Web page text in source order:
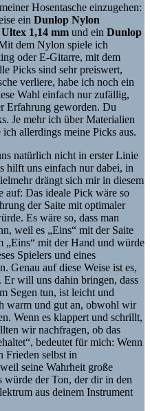
Hosentasche einzugehen:
ein Dunlop Nylon
1,14 mm und ein Dunlop
dem Nylon spiele ich
oder E-Gitarre, mit dem
Picks sind sehr preiswert,
verliere, habe ich noch ein
Wahl einfach nur zufällig,
Erfahrung geworden. Du
Je mehr ich über Materialien
allerdings meine Picks aus.
natürlich nicht in erster Linie
hilft uns einfach nur dabei, in
drängt sich mir in diesem
auf: Das ideale Pick wäre so
der Saite mit optimaler
Es wäre so, dass man
weil es „Eins“ mit der Saite
„Eins“ mit der Hand und würde
Spielers und eines
Genau auf diese Weise ist es,
will uns dahin bringen, dass
Segen tun, ist leicht und
warm und gut an, obwohl wir
Wenn es klappert und schrillt,
wir nachfragen, ob das
bedeutet für mich: Wenn
Frieden selbst in
seine Wahrheit große
würde der Ton, der dir in den
aus deinem Instrument